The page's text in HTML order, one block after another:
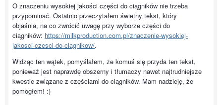
O znaczeniu wysokiej jakości części do ciągników nie trzeba
przypominać. Ostatnio przeczytałem świetny tekst, który
objaśnia, na co zwrócić uwagę przy wyborze części do
ciągników: https://milkproduction.com.pl/znaczenie-wysokiej-
jakosci-czesci-do-ciagnikow/.
Widząc ten wątek, pomyślałem, że komuś się przyda ten tekst,
ponieważ jest naprawdę obszerny i tłumaczy nawet najtrudniejsze
kwestie związane z częściami do ciągników. Mam nadzieję, że
pomogłem! :)